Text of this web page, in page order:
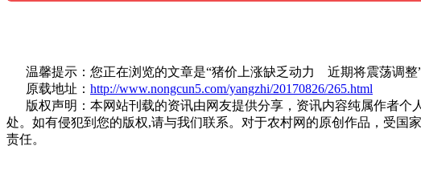
温馨提示：您正在浏览的文章是“猪价上涨缺乏动力 近期将震荡调整
原载地址： http://www.nongcun5.com/yangzhi/20170826/265.html
版权声明：本网站刊载的资讯由网友提供分享，资讯内容纯属作者个
处。如有侵犯到您的版权,请与我们联系。对于农村网的原创作品，受
责任。